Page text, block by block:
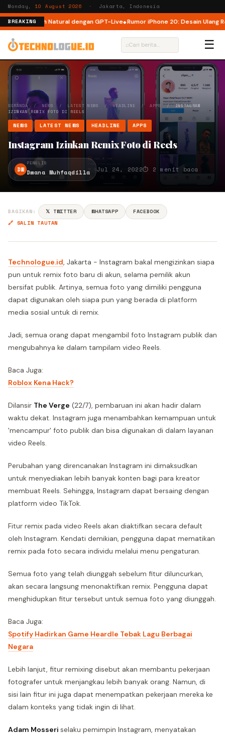
Monday, 10 August 2026 · Jakarta, Indonesia
BREAKING
yang Lebih Natural dengan GPT-Live Rumor iPhone 20: Desain Ulang
⌕ ☰
BERANDA/ NEWS / LATEST NEWS /HEADLINE /APPS /INSTAGRAM
IZINKAN REMIX FOTO DI REELS
NEWS LATEST NEWS HEADLINE APPS
Instagram Izinkan Remix Foto di Reels
DW
PENULIS
Dwana Muhfaqdilla Jul 24, 2022⏱ 2 menit baca
BAGIKAN: 𝕏 TWITTER WHATSAPP
FACEBOOK
🔗 SALIN TAUTAN
Technologue.id, Jakarta - Instagram bakal mengizinkan siapa
pun untuk remix foto baru di akun, selama pemilik akun
bersifat publik. Artinya, semua foto yang dimiliki pengguna
dapat digunakan oleh siapa pun yang berada di platform
media sosial untuk di remix.
Jadi, semua orang dapat mengambil foto Instagram publik dan
mengubahnya ke dalam tampilam video Reels.
Baca Juga:
Roblox Kena Hack?
Dilansir The Verge (22/7), pembaruan ini akan hadir dalam
waktu dekat. Instagram juga menambahkan kemampuan untuk
'mencampur' foto publik dan bisa digunakan di dalam layanan
video Reels.
Perubahan yang direncanakan Instagram ini dimaksudkan
untuk menyediakan lebih banyak konten bagi para kreator
membuat Reels. Sehingga, Instagram dapat bersaing dengan
platform video TikTok.
Fitur remix pada video Reels akan diaktifkan secara default
oleh Instagram. Kendati demikian, pengguna dapat mematikan
remix pada foto secara individu melalui menu pengaturan.
Semua foto yang telah diunggah sebelum fitur diluncurkan,
akan secara langsung menonaktifkan remix. Pengguna dapat
menghidupkan fitur tersebut untuk semua foto yang diunggah.
Baca Juga:
Spotify Hadirkan Game Heardle Tebak Lagu Berbagai
Negara
Lebih lanjut, fitur remixing disebut akan membantu pekerjaan
fotografer untuk menjangkau lebih banyak orang. Namun, di
sisi lain fitur ini juga dapat menempatkan pekerjaan mereka ke
dalam konteks yang tidak ingin di lihat.
Adam Mosseri selaku pemimpin Instagram, menyatakan